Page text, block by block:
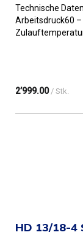
Technische
Arbeitsdruck60
2’999.00 / Stk.
HD 13/18-4